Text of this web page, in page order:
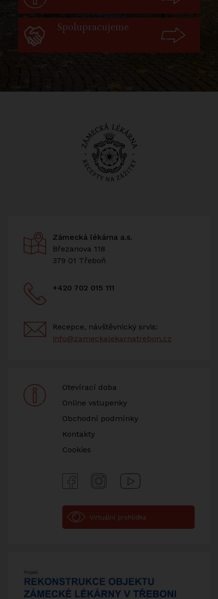
Spolupracujeme
Zámecká lékárna a.s.
Březanova 118
379 01 Třeboň
+420 702 015 111
Recepce, návštěvnický srvis:
info@zameckalekarnatrebon.cz
Otevírací doba
Online vstupenky
Obchodní podmínky
Kontakty
Cookies
Virtuální prohlídka